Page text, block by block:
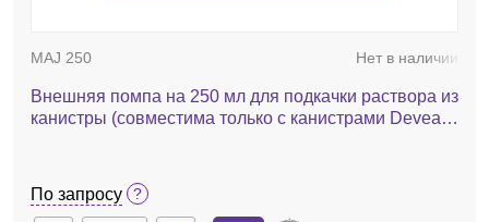
MAJ 250 Нет в наличии
Внешняя помпа на 250 мл для подкачки раствора из
канистры (совместима только с канистрами Devea
По запросу